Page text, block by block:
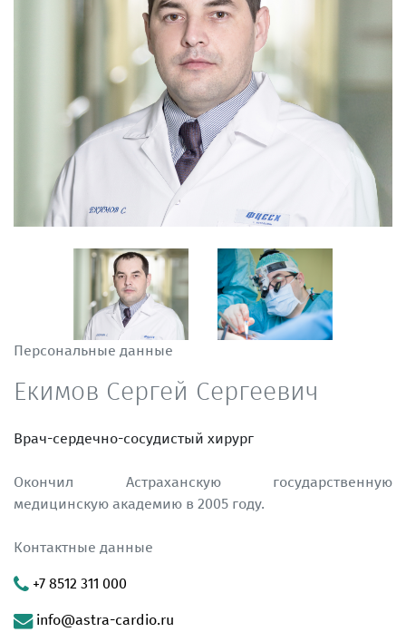
Персональные данные
Екимов Сергей Сергеевич
Врач-сердечно-сосудистый хирург
Окончил Астраханскую государственную
медицинскую академию в 2005 году.
Контактные данные
+7 8512 311 000
info@astra-cardio.ru